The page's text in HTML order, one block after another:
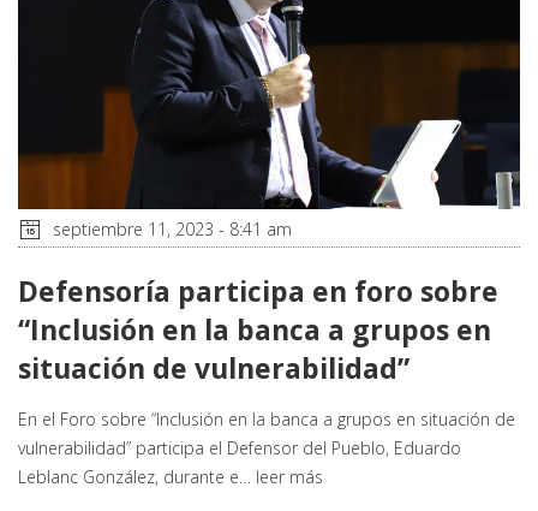
septiembre 11, 2023 - 8:41 am
Defensoría participa en foro sobre
“Inclusión en la banca a grupos en
situación de vulnerabilidad”
En el Foro sobre “Inclusión en la banca a grupos en situación de
vulnerabilidad” participa el Defensor del Pueblo, Eduardo
Leblanc González, durante e… leer más